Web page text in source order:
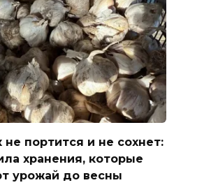
не портится и не сохнет:
хранения, которые
урожай до весны